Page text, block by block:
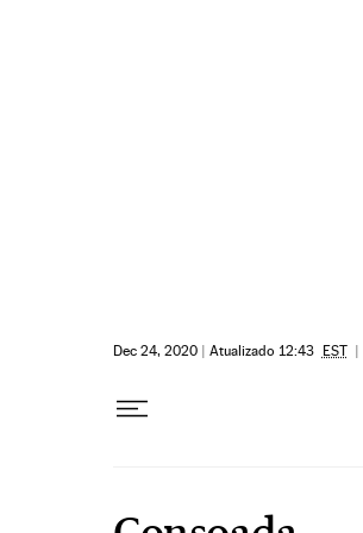
Dec 24, 2020 | Atualizado 12:43 EST |